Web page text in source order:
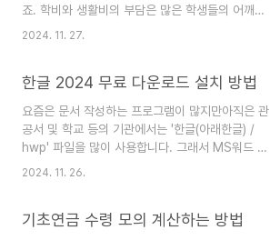
죠. 학비와 생활비의 부담은 많은 학생들의 어깨를
무겁게 만듭니다.그런 가운데 반가운 소식이 있는데
수 일정과 방법도 알아볼게요! 2025년 1학기 1차
는 바로 지원 대상의 획기적인 확대입니다. 기존 8
구간에서 9구간까지 지원 범위가 넓어지면
서, 약 50만 명의 추가 학생들이 장학금의 혜택
을 받을 수 있게 되었습니다. 특히 9구간 학생들
어, 학비 부담을 크게 줄일 수 있게 되었습니다. 다
자녀 가정에 대..
2024. 11. 27.
한글 2024 무료 다운로드 설치 방법
요즘은 문서 작성하는 프로그램이 많지만아직은 관
공서 및 학교 등의 기관에서는 '한글(아래한글) /
hwp' 파일을 많이 사용합니다. 그래서 MS워드 등
의 프로그램에 익숙한 사람들도 가끔은 '한글 프로
아 사용해보세요.무료 다운로드 하는 방법과 주의해
2024. 11. 26.
기초연금 수령 모의 계산하는 방법